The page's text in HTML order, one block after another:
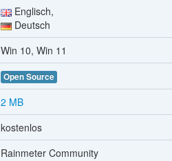
Englisch,
Deutsch
Win 10, Win 11
Open Source
2 MB
kostenlos
Rainmeter Community